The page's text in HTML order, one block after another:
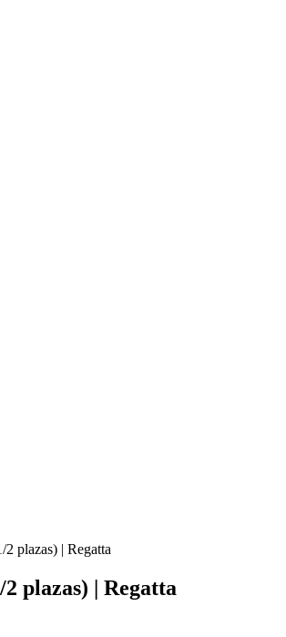
2 plazas) | Regatta
2 plazas) | Regatta